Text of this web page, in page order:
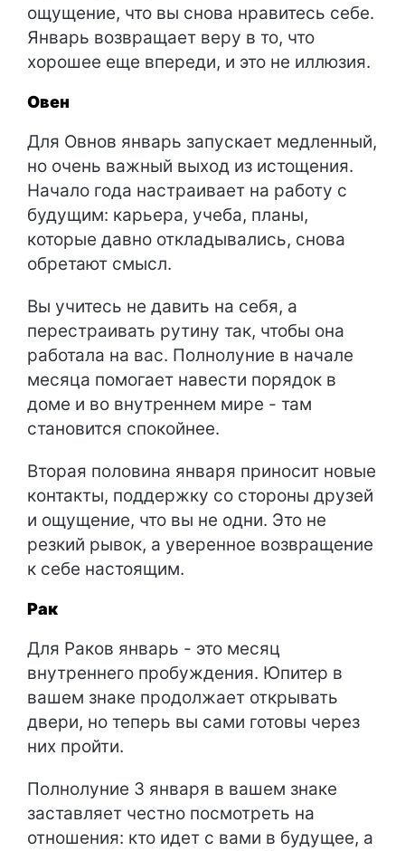
ощущение, что вы снова нравитесь себе.
Январь возвращает веру в то, что
хорошее еще впереди, и это не иллюзия.
Овен
Для Овнов январь запускает медленный,
но очень важный выход из истощения.
Начало года настраивает на работу с
будущим: карьера, учеба, планы,
которые давно откладывались, снова
обретают смысл.
Вы учитесь не давить на себя, а
перестраивать рутину так, чтобы она
работала на вас. Полнолуние в начале
месяца помогает навести порядок в
доме и во внутреннем мире - там
становится спокойнее.
Вторая половина января приносит новые
контакты, поддержку со стороны друзей
и ощущение, что вы не одни. Это не
резкий рывок, а уверенное возвращение
к себе настоящим.
Рак
Для Раков январь - это месяц
внутреннего пробуждения. Юпитер в
вашем знаке продолжает открывать
двери, но теперь вы сами готовы через
них пройти.
Полнолуние 3 января в вашем знаке
заставляет честно посмотреть на
отношения: кто идет с вами в будущее, а